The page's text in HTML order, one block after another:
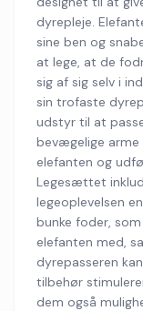
dyrepleje.
sine ben og
at lege, at de
sig af sig selv i
sin trofaste
udstyr til at
bevægelige arme
elefanten og
Legesættet
legeoplevelsen
bunke foder,
elefanten med,
dyrepasseren
tilbehør
dem også